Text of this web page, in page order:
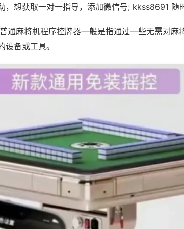
，想获取一对一指导，添加微信号; kkss8691 随
通麻将机程序控牌器一般是指通过一些无需对麻
备或工具。